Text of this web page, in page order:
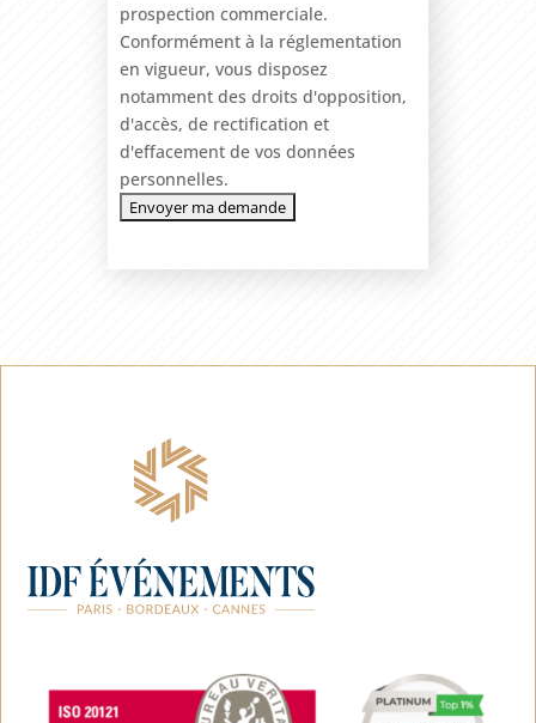
prospection commerciale.
Conformément à la réglementation
en vigueur, vous disposez
notamment des droits d'opposition,
d'accès, de rectification et
d'effacement de vos données
personnelles.